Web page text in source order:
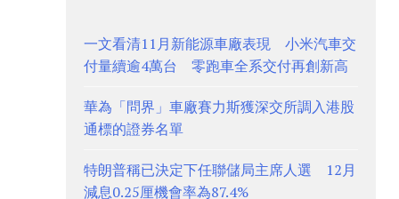
一文看清11月新能源車廠表現 小米汽車交
付量續逾4萬台 零跑車全系交付再創新高
華為「問界」車廠賽力斯獲深交所調入港股
通標的證券名單
特朗普稱已決定下任聯儲局主席人選 12月
減息0.25厘機會率為87.4%